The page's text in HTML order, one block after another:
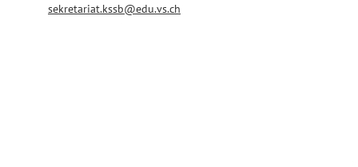
sekretariat.kssb@edu.vs.ch